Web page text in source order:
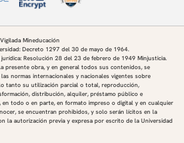
Mineducación
Decreto 1297 del 30 de mayo de 1964.
Resolución 28 del 23 de febrero de 1949 Minjusticia.
presente obra, y en general todos sus contenidos, se
normas internacionales y nacionales vigentes sobre
tanto su utilización parcial o total, reproducción,
distribución, alquiler, préstamo público e
todo o en parte, en formato impreso o digital y en cualquier
se encuentran prohibidos, y solo serán lícitos en la
la autorización previa y expresa por escrito de la Universidad